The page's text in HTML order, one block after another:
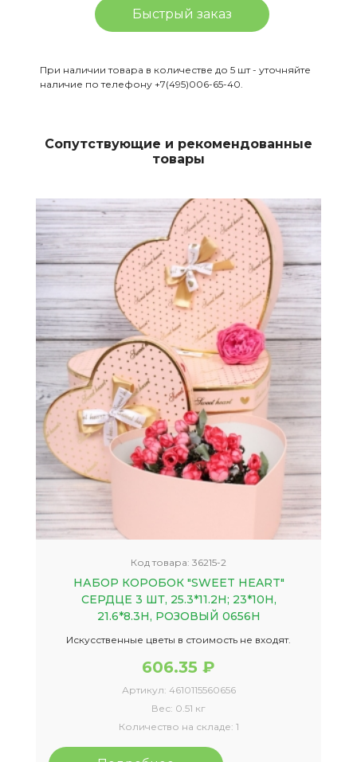
Быстрый заказ
При наличии товара в количестве до 5 шт - уточняйте
наличие по телефону +7(495)006-65-40.
Сопутствующие и рекомендованные
товары
Код товара: 36215-2
НАБОР КОРОБОК "SWEET HEART"
СЕРДЦЕ 3 ШТ, 25.3*11.2H; 23*10H,
21.6*8.3H, РОЗОВЫЙ 0656Н
Искусственные цветы в стоимость не входят.
606.35 ₽
Артикул: 4610115560656
Вес: 0.51 кг
Количество на складе: 1